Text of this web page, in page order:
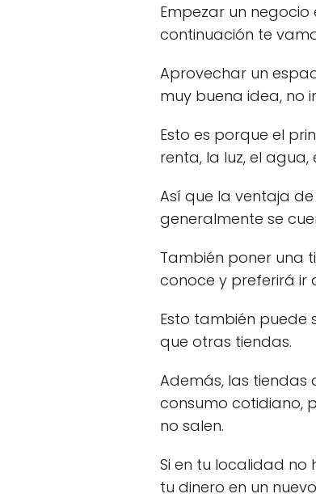
Empezar un
continuación te
Aprovechar un
muy buena idea, no
Esto es porque el
renta, la luz, el agua,
Así que la ventaja
generalmente se
También poner una
conoce y preferirá ir
Esto también puede
que otras tiendas.
Además, las
consumo cotidiano,
no salen.
Si en tu localidad
tu dinero en un